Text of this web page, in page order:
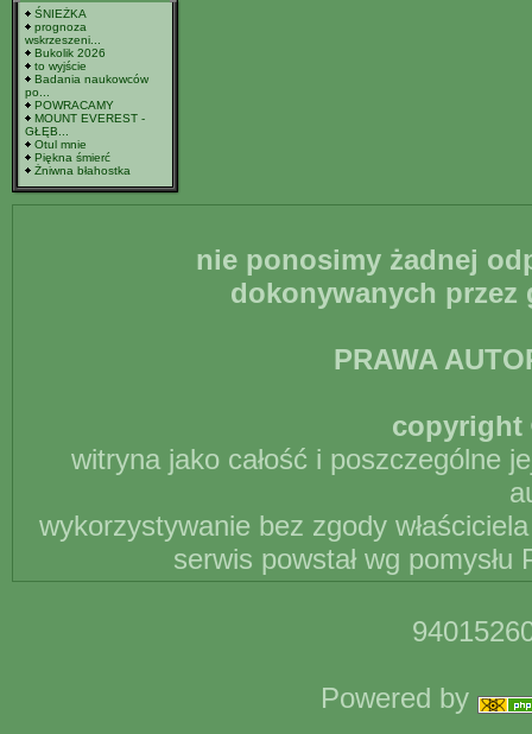
ŚNIEŻKA
prognoza
wskrzeszeni...
Bukolik 2026
to wyjście
Badania naukowców
po...
POWRACAMY
MOUNT EVEREST -
GŁĘB...
Otul mnie
Piękna śmierć
Żniwna błahostka
nie ponosimy żadnej
dokonywanych
PRAWA
copyright
witryna jako całość i poszczególne
wykorzystywanie bez zgody
serwis powstał wg
Powered by